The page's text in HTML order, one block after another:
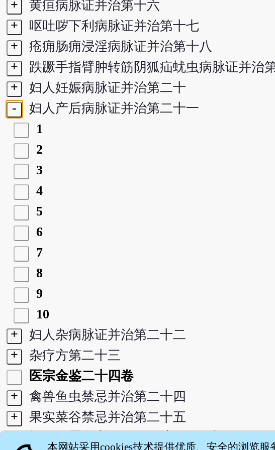
+
黄疸病脉证并治第十六
+
呕吐哕下利病脉证并治第十七
+
疮痈肠痈浸淫病脉证并治第十八
+
跌蹶手指臂肿转筋阴狐疝蚘虫病脉证并治
+
妇人妊娠病脉证并治第二十
-
妇人产后病脉证并治第二十一
1
2
3
4
5
6
7
8
9
10
+
妇人杂病脉证并治第二十二
+
杂疗方第二十三
医宗金鉴二十四卷
+
禽兽鱼虫禁忌并治第二十四
+
果实菜谷禁忌并治第二十五
订正仲景全书金匮要略注正误存疑篇
本网站采用cookies技术提供优质、安全的浏览服